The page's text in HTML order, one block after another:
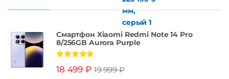
Смартфон Xiaomi Redmi Note 14 Pro
8/256GB Aurora Purple
из 5
18 499 ₽ 19 999₽